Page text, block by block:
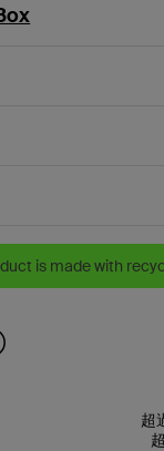
is made with
超